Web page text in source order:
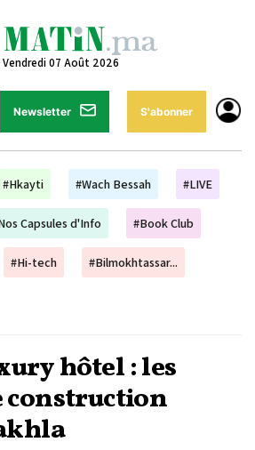
Vendredi 07 Août 2026
Newsletter S'abonner
#Hkayti #Wach Bessah #LIVE
Capsules d'Info #Book Club
#Hi-tech #Bilmokhtassar...
hôtel : les
construction